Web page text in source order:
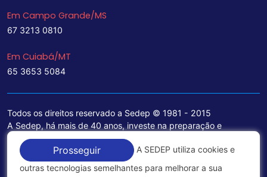
Em Campo Grande/MS
67 3213 0810
Em Cuiabá/MT
65 3653 5084
Todos os direitos reservado a Sedep © 1981 - 2015
A Sedep, há mais de 40 anos, investe na preparação e
treinamento de funcionários e na aquisição de tecnologia de
ponta para a ampliação de seu portfólio de serviços voltados
para a área jurídica, que contemplam informações seguras e
Prosseguir
A SEDEP utiliza cookies e
outras tecnologias semelhantes para melhorar a sua